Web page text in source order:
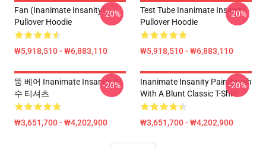
Fan (Inanimate Insanity)
Pullover Hoodie
₩5,918,510 - ₩6,883,110
-20%
Test Tube Inanimate Insanity
Pullover Hoodie
₩5,918,510 - ₩6,883,110
-20%
뚱 베어 Inanimate Insanity 필
수 티셔츠
₩3,651,700 - ₩4,202,900
-20%
Inanimate Insanity Paintbrush
With A Blunt Classic T-Shirt
₩3,651,700 - ₩4,202,900
-20%